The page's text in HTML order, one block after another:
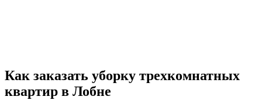
Как заказать уборку трехкомнатных
квартир в Лобне